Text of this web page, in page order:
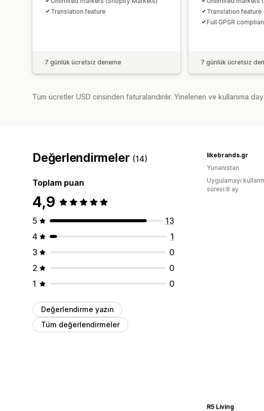
Translation feature
7 günlük ücretsiz deneme
Translation feature
Full GPSR
7 günlük ücretsiz
Tüm ücretler USD cinsinden faturalandırılır. Yinelenen ve kullanıma
Değerlendirmeler (14)
Toplam puan
4,9
5
13
4
1
3
0
2
0
1
0
Değerlendirme yazın
Tüm değerlendirmeler
likebrands.gr
Yunanistan
Uygulamayı
süresi:8 ay
R5 Living